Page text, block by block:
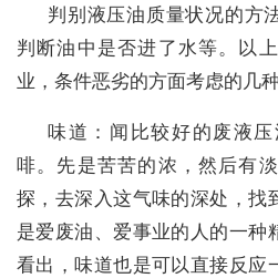
判别液压油质量状况的方
判断油中是否进了水等。以
业，条件恶劣的方面考虑的几种
味道：闻比较好的废液
啡。先是苦苦的浓，然后有
探，去深入这气味的深处，找
是爱废油、爱事业的人的一种
看出，味道也是可以直接反应